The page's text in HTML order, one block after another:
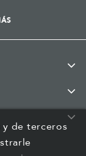
de terceros